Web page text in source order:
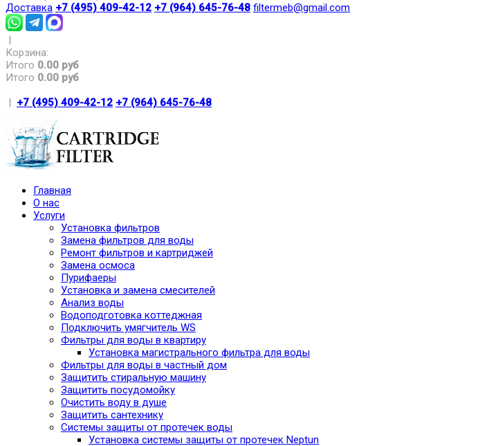
Доставка +7 (495) 409-42-12 +7 (964) 645-76-48 filtermeb@gmail.com
|
Корзина:
Итого 0.00 руб
Итого 0.00 руб
| +7 (495) 409-42-12 +7 (964) 645-76-48
Главная
О нас
Услуги
Установка фильтров
Замена фильтров для воды
Ремонт фильтров и картриджей
Замена осмоса
Пурифаеры
Установка и замена смесителей
Анализ воды
Водоподготовка коттеджная
Подключить умягчитель WS
Фильтры для воды в квартиру
Установка магистрального фильтра для воды
Фильтры для воды в частный дом
Защитить стиральную машину
Защитить посудомойку
Очистить воду в душе
Защитить сантехнику
Системы защиты от протечек воды
Установка системы защиты от протечек Neptun